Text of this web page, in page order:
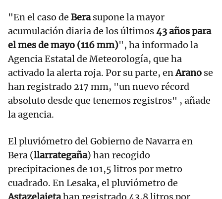
"En el caso de Berasupone la mayor
acumulación diaria de los últimos43 años para
el mes de mayo (116 mm)", ha informado la
Agencia Estatal de Meteorología, que ha
activado la alerta roja. Por su parte, enArano se
han registrado 217 mm, "un nuevo récord
absoluto desde que tenemos registros" , añade
la agencia.
El pluviómetro del Gobierno de Navarra en
Bera (llarrategaña) han recogido
precipitaciones de 101,5 litros por metro
cuadrado. En Lesaka, el pluviómetro de
Astazelaietahan registrado 43,8 litros por